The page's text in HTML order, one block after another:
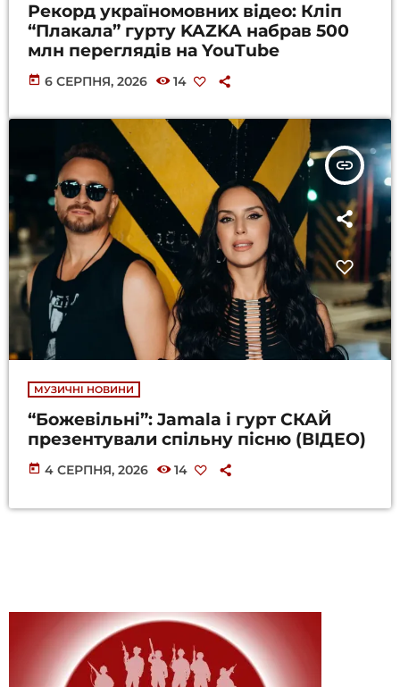
Рекорд україномовних відео: Кліп
“Плакала” гурту KAZKA набрав 500
млн переглядів на YouTube
today 6 СЕРПНЯ, 2026 14
insert_link
МУЗИЧНІ НОВИНИ
“Божевільні”: Jamala і гурт СКАЙ
презентували спільну пісню (ВІДЕО)
today 4 СЕРПНЯ, 2026 14